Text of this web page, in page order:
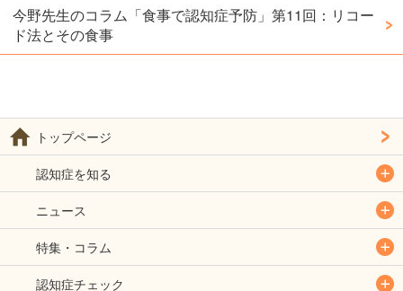
今野先生のコラム「食事で認知症予防」第11回：リコー
ド法とその食事
トップページ
認知症を知る
ニュース
特集・コラム
認知症チェック